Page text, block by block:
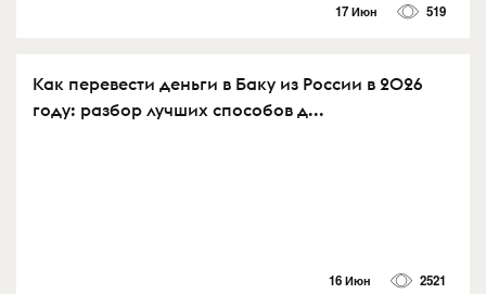
17 Июн 519
Как перевести деньги в Баку из России в 2026
году: разбор лучших способов д...
16 Июн 2521